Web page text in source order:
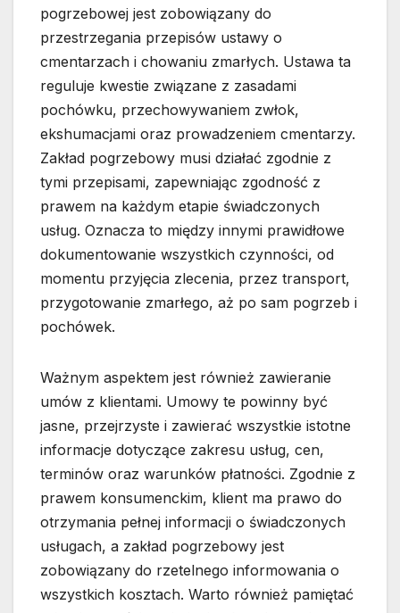
pogrzebowej jest zobowiązany do
przestrzegania przepisów ustawy o
cmentarzach i chowaniu zmarłych. Ustawa ta
reguluje kwestie związane z zasadami
pochówku, przechowywaniem zwłok,
ekshumacjami oraz prowadzeniem cmentarzy.
Zakład pogrzebowy musi działać zgodnie z
tymi przepisami, zapewniając zgodność z
prawem na każdym etapie świadczonych
usług. Oznacza to między innymi prawidłowe
dokumentowanie wszystkich czynności, od
momentu przyjęcia zlecenia, przez transport,
przygotowanie zmarłego, aż po sam pogrzeb i
pochówek.
Ważnym aspektem jest również zawieranie
umów z klientami. Umowy te powinny być
jasne, przejrzyste i zawierać wszystkie istotne
informacje dotyczące zakresu usług, cen,
terminów oraz warunków płatności. Zgodnie z
prawem konsumenckim, klient ma prawo do
otrzymania pełnej informacji o świadczonych
usługach, a zakład pogrzebowy jest
zobowiązany do rzetelnego informowania o
wszystkich kosztach. Warto również pamiętać